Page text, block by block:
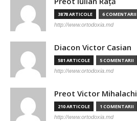
3878 ARTICOLE 6 COMENTARII
http://www.ortodoxia.md
Diacon Victor Casian
581 ARTICOLE 5 COMENTARII
http://www.ortodoxia.md
Preot Victor Mihalachi
210 ARTICOLE 1 COMENTARII
http://www.ortodoxia.md